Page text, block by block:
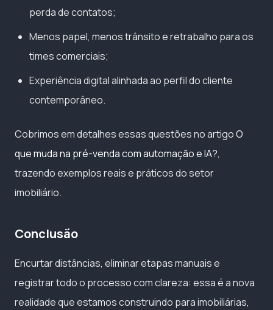
perda de contatos;
Menos papel, menos trânsito e retrabalho para os
times comerciais;
Experiência digital alinhada ao perfil do cliente
contemporâneo.
Cobrimos em detalhes essas questões no artigoO
que muda na pré-venda com automação e IA?,
trazendo exemplos reais e práticos do setor
imobiliário.
Conclusão
Encurtar distâncias, eliminar etapas manuais e
registrar todo o processo com clareza: essa é a nova
realidade que estamos construindo para imobiliárias,